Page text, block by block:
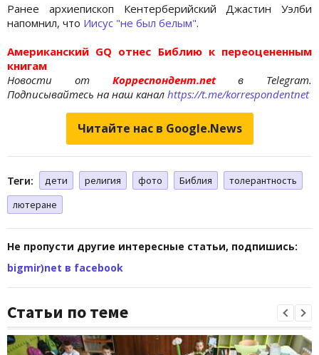
Ранее архиепископ Кентерберийский Джастин Уэлби
напомнил, что Иисус "не был белым".
Американский GQ отнес Библию к переоцененным
книгам
Новости отКорреспондент.netв Telegram.
Подписывайтесь на наш канал https://t.me/korrespondentnet
Читайте нас в Google.News
Теги: дети религия фото Библия
толерантность
лютеране
Не пропусти другие интересные статьи, подпишись:
bigmir)net в facebook
Статьи по теме